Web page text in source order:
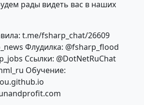
рады видеть вас в наших
t.me/fsharp_chat/26609
Флудилка: @fsharp_flood
Ссылки: @DotNetRuChat
Обучение: